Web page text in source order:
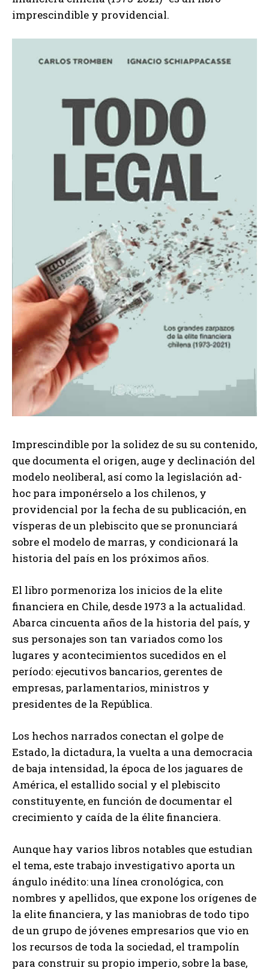
imprescindible y providencial.
Imprescindible por la solidez de su su contenido,
que documenta el origen, auge y declinación del
modelo neoliberal, así como la legislación ad-
hoc para imponérselo a los chilenos, y
providencial por la fecha de su publicación, en
vísperas de un plebiscito que se pronunciará
sobre el modelo de marras, y condicionará la
historia del país en los próximos años.
El libro pormenoriza los inicios de la elite
financiera en Chile, desde 1973 a la actualidad.
Abarca cincuenta años de la historia del país, y
sus personajes son tan variados como los
lugares y acontecimientos sucedidos en el
período: ejecutivos bancarios, gerentes de
empresas, parlamentarios, ministros y
presidentes de la República.
Los hechos narrados conectan el golpe de
Estado, la dictadura, la vuelta a una democracia
de baja intensidad, la época de los jaguares de
América, el estallido social y el plebiscito
constituyente, en función de documentar el
crecimiento y caída de la élite financiera.
Aunque hay varios libros notables que estudian
el tema, este trabajo investigativo aporta un
ángulo inédito: una línea cronológica, con
nombres y apellidos, que expone los orígenes de
la elite financiera, y las maniobras de todo tipo
de un grupo de jóvenes empresarios que vio en
los recursos de toda la sociedad, el trampolín
para construir su propio imperio, sobre la base,